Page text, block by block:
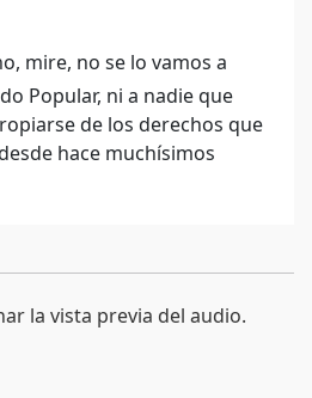
mire, no se lo vamos a
Popular, ni a nadie que
de los derechos que
hace muchísimos